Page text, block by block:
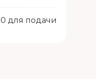
0 для подачи